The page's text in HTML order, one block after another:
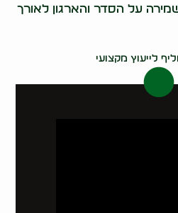
על הסדר והארגון לאורך
לייעוץ מקצועי